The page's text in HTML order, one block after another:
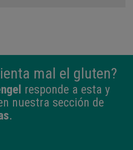
mal el gluten?
responde a esta y
nuestra sección de
.